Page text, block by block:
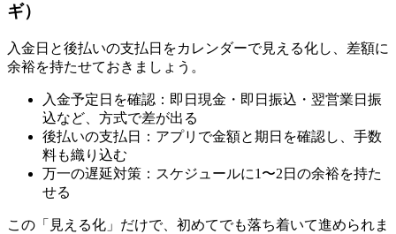
ギ）
入金日と後払いの支払日をカレンダーで見える化し、差額に
余裕を持たせておきましょう。
入金予定日を確認：即日現金・即日振込・翌営業日振
込など、方式で差が出る
後払いの支払日：アプリで金額と期日を確認し、手数
料も織り込む
万一の遅延対策：スケジュールに1〜2日の余裕を持た
せる
この「見える化」だけで、初めてでも落ち着いて進められま